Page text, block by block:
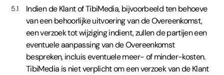
5.1
Indien de Klant of TibiMedia, bijvoorbeeld ten behoeve
van een behoorlijke uitvoering van de Overeenkomst,
een verzoek tot wijziging indient, zullen de partijen een
eventuele aanpassing van de Overeenkomst
bespreken, incluis eventuele meer- of minder-kosten.
TibiMedia is niet verplicht om een verzoek van de Klant